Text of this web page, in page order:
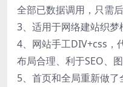
全部已数据调用，只需
3、适用于网络建站织梦
4、网站手工DIV+css，
布局合理、利于SEO、
5、首页和全局重新做